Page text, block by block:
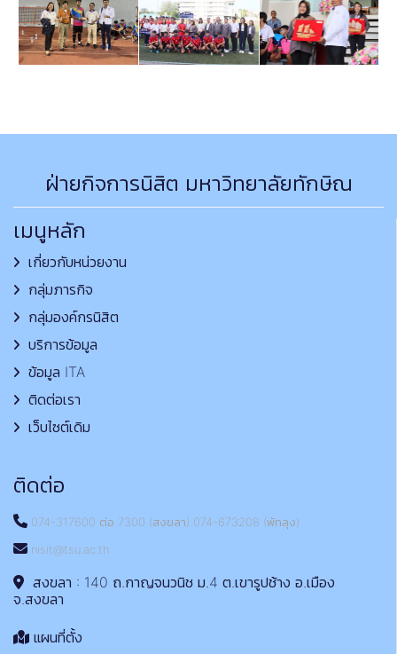
ฝ่ายกิจการนิสิต มหาวิทยาลัยทักษิณ
เมนูหลัก
เกี่ยวกับหน่วยงาน
กลุ่มภารกิจ
กลุ่มองค์กรนิสิต
บริการข้อมูล
ข้อมูล ITA
ติดต่อเรา
เว็บไซต์เดิม
ติดต่อ
074-317600 ต่อ 7300 (สงขลา) 074-673208 (พัทลุง)
nisit@tsu.ac.th
สงขลา : 140 ถ.กาญจนวนิช ม.4 ต.เขารูปช้าง อ.เมือง
จ.สงขลา
แผนที่ตั้ง